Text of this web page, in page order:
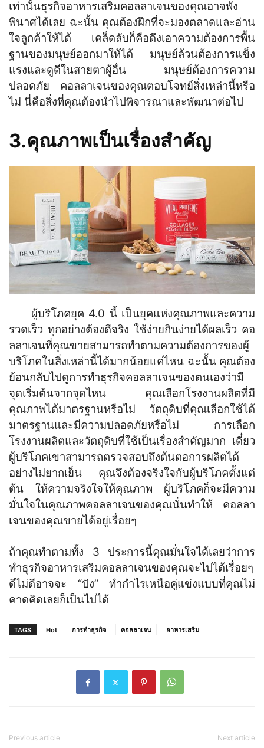
เท่านั้นธุรกิจอาหารเสริมคอลลาเจนของคุณอาจพัง
พินาศได้เลย ฉะนั้น คุณต้องฝึกที่จะมองตลาดและอ่าน
ใจลูกค้าให้ได้ เคล็ดลับก็คือดึงเอาความต้องการพื้น
ฐานของมนุษย์ออกมาให้ได้ มนุษย์ล้วนต้องการแข็ง
แรงและดูดีในสายตาผู้อื่น มนุษย์ต้องการความ
ปลอดภัย คอลลาเจนของคุณตอบโจทย์สิ่งเหล่านี้หรือ
ไม่ นี่คือสิ่งที่คุณต้องนำไปพิจารณาและพัฒนาต่อไป
3.คุณภาพเป็นเรื่องสำคัญ
ผู้บริโภคยุค 4.0 นี้ เป็นยุคแห่งคุณภาพและความ
รวดเร็ว ทุกอย่างต้องดีจริง ใช้ง่ายกินง่ายได้ผลเร็ว คอ
ลลาเจนที่คุณขายสามารถทำตามความต้องการของผู้
บริโภคในสิ่งเหล่านี้ได้มากน้อยแค่ไหน ฉะนั้น คุณต้อง
ย้อนกลับไปดูการทำธุรกิจคอลลาเจนของตนเองว่ามี
จุดเริ่มต้นจากจุดไหน คุณเลือกโรงงานผลิตที่มี
คุณภาพได้มาตรฐานหรือไม่ วัตถุดิบที่คุณเลือกใช้ได้
มาตรฐานและมีความปลอดภัยหรือไม่ การเลือก
โรงงานผลิตและวัตถุดิบที่ใช้เป็นเรื่องสำคัญมาก เดี๋ยว
ผู้บริโภคเขาสามารถตรวจสอบถึงต้นตอการผลิตได้
อย่างไม่ยากเย็น คุณจึงต้องจริงใจกับผู้บริโภคตั้งแต่
ต้น ให้ความจริงใจให้คุณภาพ ผู้บริโภคก็จะมีความ
มั่นใจในคุณภาพคอลลาเจนของคุณนั่นทำให้ คอลลา
เจนของคุณขายได้อยู่เรื่อยๆ
ถ้าคุณทำตามทั้ง 3 ประการนี้คุณมั่นใจได้เลยว่าการ
ทำธุรกิจอาหารเสริมคอลลาเจนของคุณจะไปได้เรื่อยๆ
ดีไม่ดีอาจจะ “ปัง” ทำกำไรเหนือคู่แข่งแบบที่คุณไม่
คาดคิดเลยก็เป็นไปได้
TAGS Hot การทำธุรกิจ คอลลาเจน อาหารเสริม
Previous article Next article